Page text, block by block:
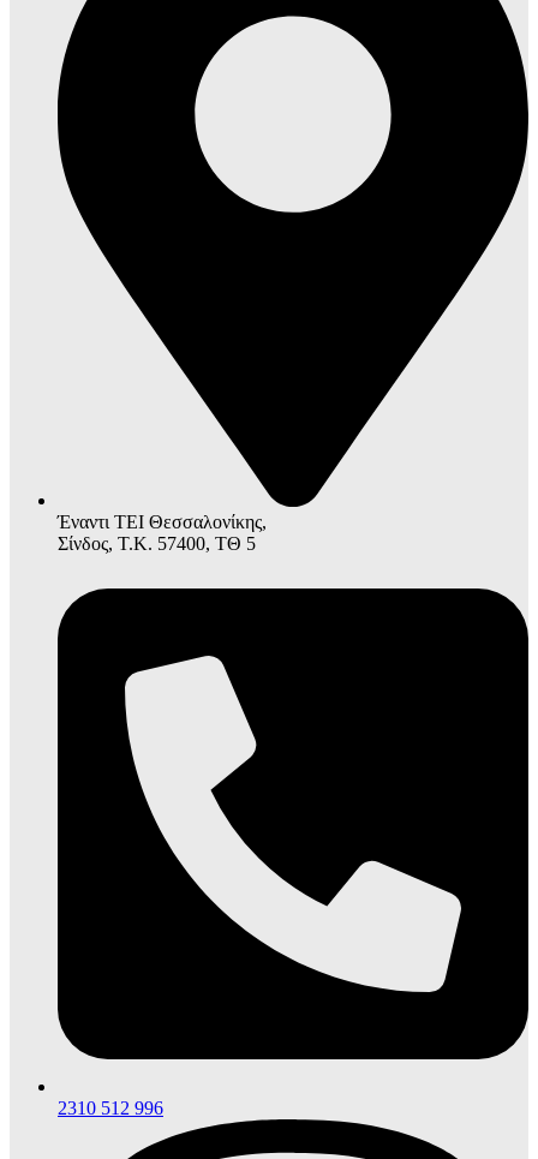
Έναντι ΤΕΙ Θεσσαλονίκης,
Σίνδος, Τ.Κ. 57400, ΤΘ 5
2310 512 996